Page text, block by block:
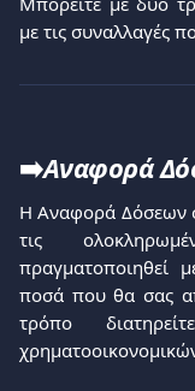
με τις συναλλαγές
➡️Αναφορά
Η Αναφορά Δόσεων
τις
πραγματοποιηθεί
ποσά που θα σας
τρόπο